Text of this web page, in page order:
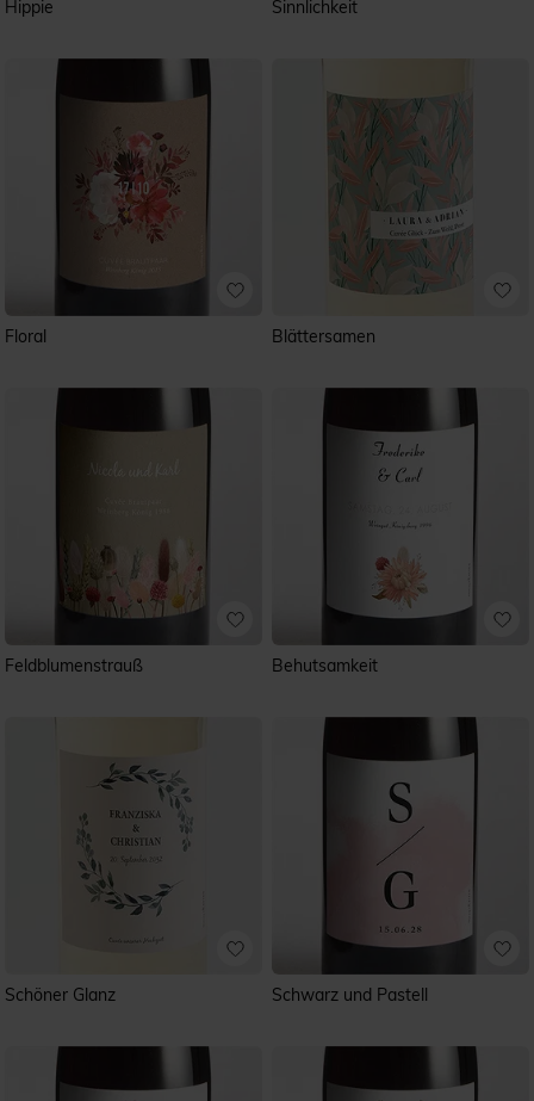
Hippie Sinnlichkeit
Floral Blättersamen
Feldblumenstrauß Behutsamkeit
Schöner Glanz Schwarz und Pastell